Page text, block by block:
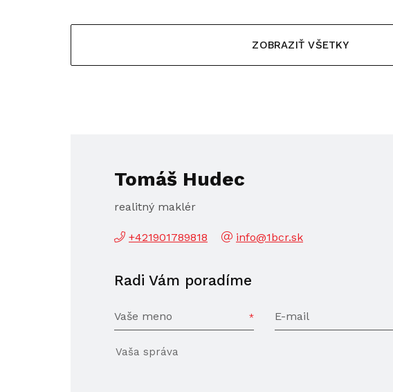
ZOBRAZIŤ VŠETKY
Tomáš Hudec
realitný maklér
+421901789818 info@1bcr.sk
Radi Vám poradíme
Vaše meno E-mail